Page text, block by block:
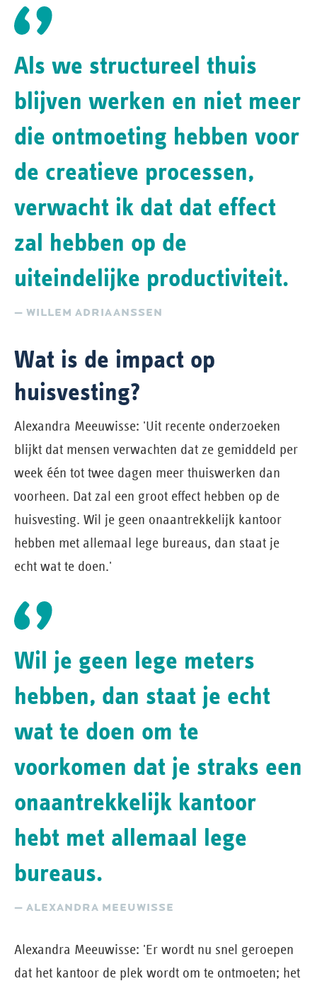
Als we structureel thuis
blijven werken en niet meer
die ontmoeting hebben voor
de creatieve processen,
verwacht ik dat dat effect
zal hebben op de
uiteindelijke productiviteit.
— WILLEM ADRIAANSSEN
Wat is de impact op
huisvesting?
Alexandra Meeuwisse: 'Uit recente onderzoeken
blijkt dat mensen verwachten dat ze gemiddeld per
week één tot twee dagen meer thuiswerken dan
voorheen. Dat zal een groot effect hebben op de
huisvesting. Wil je geen onaantrekkelijk kantoor
hebben met allemaal lege bureaus, dan staat je
echt wat te doen.'
Wil je geen lege meters
hebben, dan staat je echt
wat te doen om te
voorkomen dat je straks een
onaantrekkelijk kantoor
hebt met allemaal lege
bureaus.
— ALEXANDRA MEEUWISSE
Alexandra Meeuwisse: 'Er wordt nu snel geroepen
dat het kantoor de plek wordt om te ontmoeten; het